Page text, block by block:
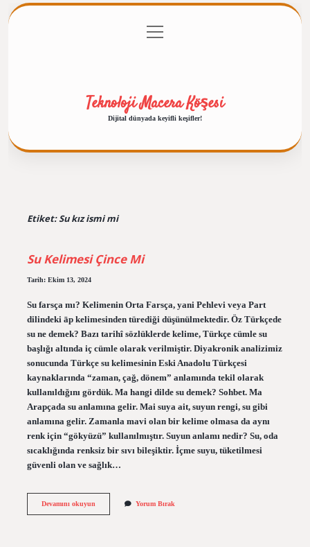
Gizlilik Politikası
menüyü
aç
Teknoloji Macera Köşesi
Dijital dünyada keyifli keşifler!
Etiket:Su kız ismi mi
Su Kelimesi Çince Mi
Tarih: Ekim 13, 2024
Su farsça mı? Kelimenin Orta Farsça, yani Pehlevi veya Part
dilindeki āp kelimesinden türediği düşünülmektedir. Öz Türkçede
su ne demek? Bazı tarihî sözlüklerde kelime, Türkçe cümle su
başlığı altında iç cümle olarak verilmiştir. Diyakronik analizimiz
sonucunda Türkçe su kelimesinin Eski Anadolu Türkçesi
kaynaklarında “zaman, çağ, dönem” anlamında tekil olarak
kullanıldığını gördük. Ma hangi dilde su demek? Sohbet. Ma
Arapçada su anlamına gelir. Mai suya ait, suyun rengi, su gibi
anlamına gelir. Zamanla mavi olan bir kelime olmasa da aynı
renk için “gökyüzü” kullanılmıştır. Suyun anlamı nedir? Su, oda
sıcaklığında renksiz bir sıvı bileşiktir. İçme suyu, tüketilmesi
güvenli olan ve sağlık…
Devamını okuyunSu
Yorum Bırak